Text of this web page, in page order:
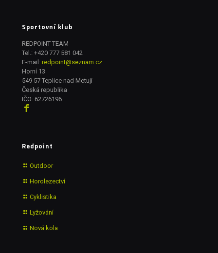
Sportovní klub
REDPOINT TEAM
Tel.: +420 777 581 042
E-mail: redpoint@seznam.cz
Horní 13
549 57 Teplice nad Metují
Česká republika
IČO: 62726196
Redpoint
Outdoor
Horolezectví
Cyklistika
Lyžování
Nová kola